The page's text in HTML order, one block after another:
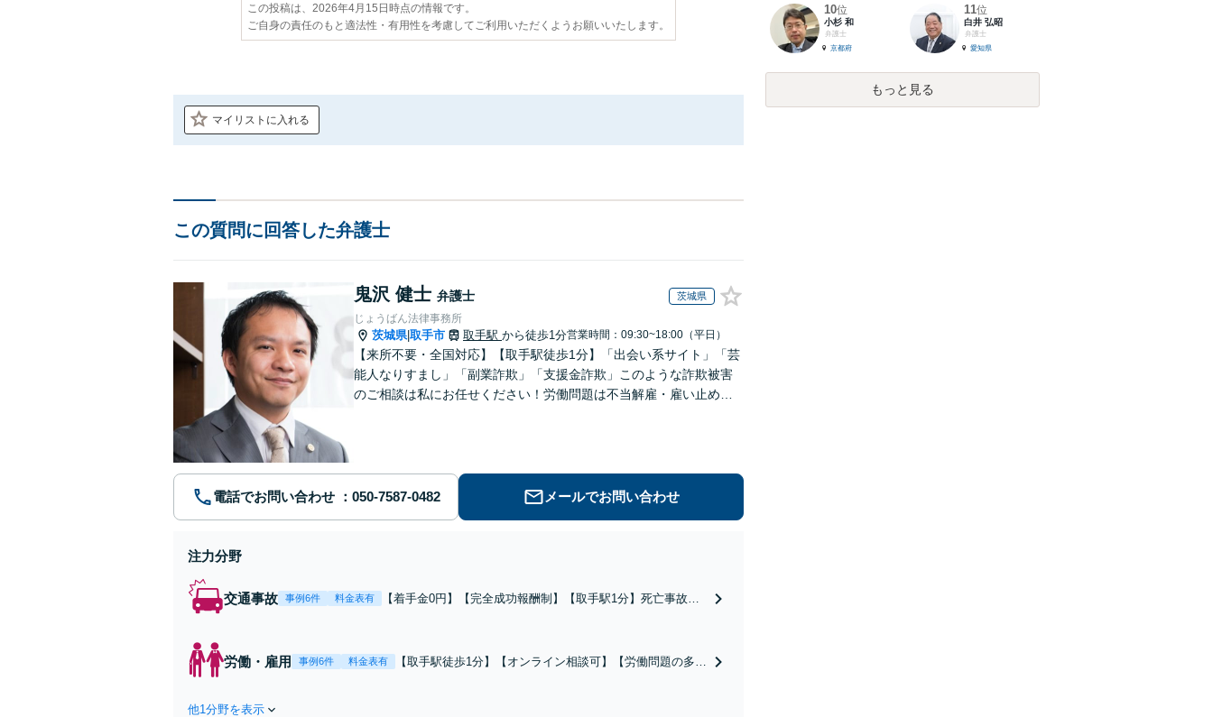
この投稿は、2026年4月15日時点の情報です。
ご自身の責任のもと適法性・有用性を考慮してご利用いただくようお願いいたします。
マイリストに入れる
この質問に回答した弁護士
鬼沢 健士 弁護士 茨城県
じょうばん法律事務所
茨城県|取手市 取手駅 から徒歩1分営業時間：09:30~18:00（平日）
【来所不要・全国対応】【取手駅徒歩1分】「出会い系サイト」「芸
能人なりすまし」「副業詐欺」「支援金詐欺」このような詐欺被害
のご相談は私にお任せください！労働問題は不当解雇・雇い止め・
電話でお問い合わせ メールでお問い合わせ
注力分野
交通事故 事例6件 料金表有
【着手金0円】【完全成功報酬制】【取手駅1分】死亡事故・
当な権利です」【24時間予約受付】【休日・電話相談可】
【全国出張対応】
労働・雇用 事例6件 料金表有
【取手駅徒歩1分】【オンライン相談可】【労働問題の多彩
他1分野を表示
10位
小杉 和
弁護士
京都府
11位
白井 弘昭
弁護士
愛知県
もっと見る